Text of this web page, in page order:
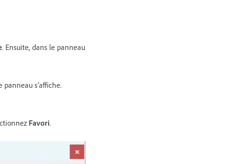
. Ensuite, dans le panneau
panneau s’affiche.
Favori.